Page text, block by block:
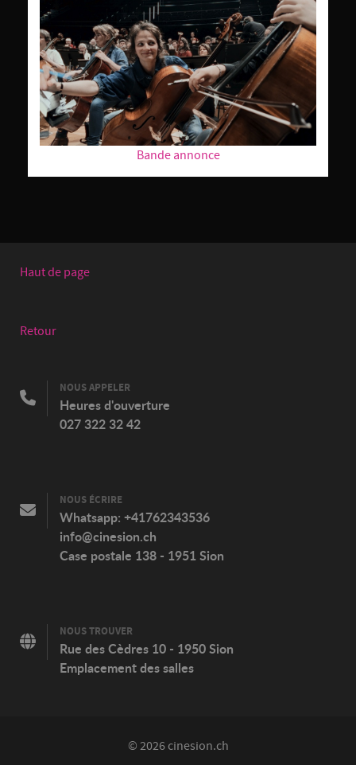
Bande annonce
Haut de page
Retour
NOUS APPELER
Heures d'ouverture
027 322 32 42
NOUS ÉCRIRE
Whatsapp: +41762343536
info@cinesion.ch
Case postale 138 - 1951 Sion
NOUS TROUVER
Rue des Cèdres 10 - 1950 Sion
Emplacement des salles
© 2026 cinesion.ch